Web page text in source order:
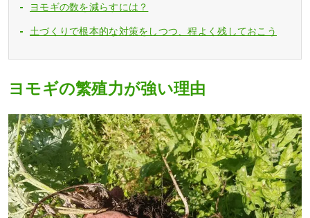
ヨモギの数を減らすには？
土づくりで根本的な対策をしつつ、程よく残しておこう
ヨモギの繁殖力が強い理由